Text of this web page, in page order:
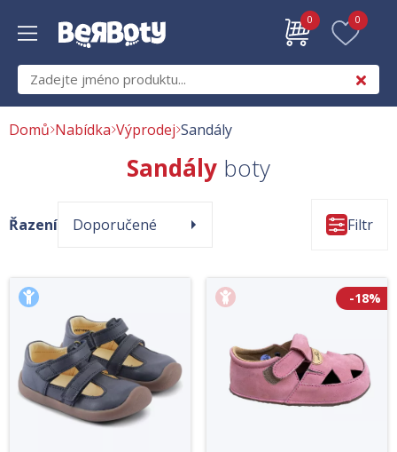
0 0
Domů Nabídka Výprodej Sandály
Sandály boty
Řazení Doporučené Filtr
-18%